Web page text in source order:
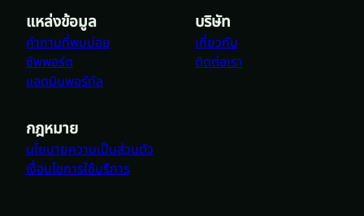
แหล่งข้อมูล
คำถามที่พบบ่อย
ซัพพอร์ต
แอดมินพอร์ทัล
บริษัท
เกี่ยวกับ
ติดต่อเรา
กฎหมาย
นโยบายความเป็นส่วนตัว
เงื่อนไขการใช้บริการ